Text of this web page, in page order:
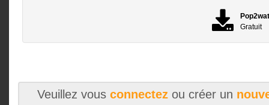
Gratuit
Veuillez vous connectezou créer un